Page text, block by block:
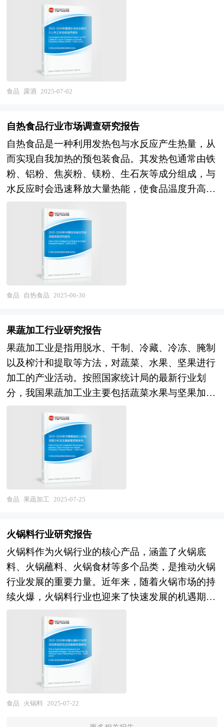
时期的各方面因素，对中国植物饮料行业的发展趋
势给予了细致和审慎的预测论证。报告资料详实，
图表丰富，既有深入的分析，又有直观的比较，为
植物饮料企业在激烈的市场竞争中洞察先机，能准
确及时的针对自身环境调整经营策略。
2035年远景目标的建议一并被提出，足见“十四
五”规划不仅是过往五年规划的延续，还将进一步
擘画未来15年乃至30年经济发展的新蓝图。 五年
规划是国家对经济社会发展的顶层设计，也是一种
纲领性文件。目前中国也是世界上编制五年规划
（计划）最多的国家。“十四五”时期是我国经济社
会发展的重要历史性窗口期，是全面完成小康社会
上启下的关键时期，做好“十四五”规划编制工作意
义重大、影响深远。中研普华产业研究院在对“十
四五”以来社会经济发展形势和政策带动的发展成
果作进一步研究，对“十四五”时期进口食品行业发
展的问题和难题做深入分析，并从2020年开始全面
规划指导目标和进口食品发展方向提供有建设性的
建议，为进口食品行业发展提供准确的市场分析内
容和研究成果。 中研普华通过对进口食品行业长
期跟踪监测，分析进口食品行业需求、供给、经营
特性、获取能力、产业链和价值链等多方面的内
容，整合行业、市场、企业、用户等多层面数据和
品行业，发现投资价值和投资机会，规避经营风
险，提高管理和运营能力。进口食品行业报告是从
事进口食品行业投资之前，对进口食品行业各种相
关因素进行具体调查、研究、分析，评估项目可行
性、效果效益程度，提出建设性意见建议对策等，
是进口食品行业投资决策者和主管机关审批的研究
性报告。以阐述对进口食品行业的理论认识为主要
内容，重在进口食品行业本质及规律性认识的研
究。进口食品行业研究报告持续提供高价值服务，
是企业了解各行业当前最新发展动向、把握市场机
会、做出正确投资和明确企业发展方向不可多得的
精品资料。 本研究咨询报告由中研普华咨询公司
据了国家统计局、国家商务部、国家发改委、国务
院发展研究中心、中国进口食品行业协会、中研普
华产业研究院、全国及海外多种相关报刊杂志以及
专业研究机构公布和提供的大量资料，对中国国家
“十四五”经济和社会运行和成果进行分析、产业链
行了深入研究，并重点分析了中国进口食品行业发
展状况和特点，以及“十四五”中国进口食品行业将
面临的挑战、行业的区域发展状况与竞争格局。报
告还对“十四五”全球及中国进口食品行业发展动向
和趋势作了详细分析和预测，并对进口食品行业进
行了趋向研判，是进口食品经营企业，科研、投资
们消费观念的转变和健康意识的增强，露酒的市场
需求呈现出快速增长的态势，为相关企业带来了广
阔的发展空间和良好的发展机遇。 企业发展到一
定阶段就会遇到资金制约问题，而资本市场作为企
业的主要融资渠道之一具有融资效率高、规模大、
限制条件少等众多优势。由于资本市场融资进限于
业板上市问题就变得十分关键。 企业创业板上市
集资金，以获得资本扩展业务； 2、扩大股东基
础，使公司的股票在买卖时有较高的流通量； 3、
向员工授予购股权作为奖励和承诺，增加员工的归
属感； 4、提高公司（发行人）在市场上地位及知
名度，赢取顾客信供应商的信赖； 5、增加公司的
透明度，有助于银行以较有利条款批出信贷额度；
6、创业板上市发行人的披露要求较为严格，使公
司的效率得以提高，藉以改善公司的监控、资讯管
理及营运系统，公司运作更加规范。 7、通过创业
板上市融资筹集资本，使企业快速健康发展，做大
做强，成为长寿百年企业。 我国企业创业板上市
交易市场，每个市场的创业板上市条件与实施过程
均有所不同。 在这里我们就国内露酒行业企业在
国内创业板上市常见问题和具体操作给出建议，除
此之外针对企业存在的特定问题给出相应的解答方
案。这对于有意创业板上市的企业具有极好的参考
食品 露酒 2025-07-02
自热食品行业市场调查研究报告
自热食品是一种利用发热包与水反应产生热量，从
而实现自我加热的预包装食品。其发热包通常由铁
粉、铝粉、焦炭粉、镁粉、生石灰等成分组成，与
水反应时会迅速释放大量热能，使食品温度升高至
饭、自热粉、自热面、自热汤等；按消费场景可分
为家庭消费、户外消费、应急储备等。自热食品的
出现，为消费者提供了便捷、快速的饮食解决方
案，尤其在快节奏的生活环境下，满足了人们随时
随地享受热食的需求。 自热食品行业研究报告旨
在从国家经济和产业发展的战略入手，分析自热食
热食品行业的市场潜力，基于重点细分市场领域的
构、市场竞争、产业盈利水平等多个角度市场变化
的生动描绘，清晰发展方向。预测未来自热食品业
务的市场前景，以帮助客户拨开政策迷雾，寻找自
热食品行业的投资商机。报告在大量的分析、预测
的基础上，研究了自热食品行业今后的发展与投资
策略，为自热食品企业在激烈的市场竞争中洞察先
机，根据市场需求及时调整经营策略，为战略投资
者选择恰当的投资时机和公司领导层做战略规划提
供了准确的市场情报信息及科学的决策依据。 本
研究咨询报告由中研普华咨询公司领衔撰写，在大
量周密的市场调研基础上，主要依据了国家统计
心、国务院发展研究中心、国家海关总署、全国商
业信息中心、中国经济景气监测中心、中国行业研
究网、全国及海外多种相关报刊杂志的基础信息以
及专业研究单位等公布和提供的大量资料，结合中
研普华公司对自热食品相关企业和科研单位等的实
况、相关行业的发展状况、市场消费变化等进行了
分析。重点研究了主要自热食品品牌的发展状况，
以及未来中国自热食品行业将面临的机遇以及企业
的应对策略。报告还分析了自热食品市场的竞争格
局，行业的发展动向，并对行业相关政策进行了介
绍和政策趋向研判，是自热食品生产企业、科研单
食品 自热食品 2025-06-30
果蔬加工行业研究报告
果蔬加工业是指用脱水、干制、冷藏、冷冻、腌制
以及榨汁和提取等方法，对蔬菜、水果、坚果进行
加工的产业活动。按照国家统计局的最新行业划
分，我国果蔬加工业主要包括蔬菜水果与坚果加工
及果菜汁饮料制造业。 中国果蔬加工行业技术以
及设备发生变革，它的产品结构越来越完善，它的
管理水平越来越高，果蔬的营养价值越来越优良，
安全性完善，给市场带来了更多的机会，2024年果
蔬加工行业工业总产值达到189.5亿元。 随着果蔬
加工技术的不断改进，果蔬添加剂的使用范围和安
改善，使果蔬制品的质量及其营养价值更加优良，
亿元。 近年，随着经济发展及生活水平不断提
高，我国居民的消费及教育水平相对提升，消费模
式日渐理智，更会针对性地选择适合自己的果蔬产
品，2024年国内果蔬加工行业需求量达到8829万
吨。 果蔬加工行业将迎来较大发展机遇。一是政
府规划积极推进。《国家新旧动能转换发展纲要》
明确指出得加快发展现代农业，可以把果蔬加工纳
入全面发展的新旧动能转换发展体系，加大政府支
持力度。二是产业项目投资有望实现加速发展。在
越来越多企业加大对果蔬加工项目的投资力度，投
资又将进一步推动果蔬加工行业的发展速度和规
模。三是技术现代化水平不断提升。随着技术的不
食品 果蔬加工 2025-07-25
火锅料行业研究报告
火锅料作为火锅行业的核心产品，涵盖了火锅底
料、火锅蘸料、火锅食材等多个品类，是推动火锅
行业发展的重要力量。近年来，随着火锅市场的持
续火爆，火锅料行业也迎来了快速发展的机遇期。
消费者多样化的饮食需求，还通过不断创新和拓
展，为整个餐饮市场注入了新的活力。 消费需求
推动品牌化与连锁化，头部企业凭借规模优势巩固
市场地位。产品创新成为竞争关键，企业需在口
味、食材、服务上持续创新。同时，跨界合作将带
来更多特色体验，通过“火锅 +”的形式扩大品类来
食品 火锅料 2025-07-22